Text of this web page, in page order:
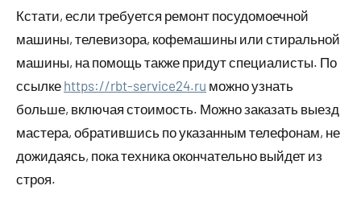
Кстати, если требуется ремонт посудомоечной
машины, телевизора, кофемашины или стиральной
машины, на помощь также придут специалисты. По
ссылке https://rbt-service24.ru можно узнать
больше, включая стоимость. Можно заказать выезд
мастера, обратившись по указанным телефонам, не
дожидаясь, пока техника окончательно выйдет из
строя.